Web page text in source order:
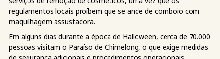
regulamentos locais proíbem que se ande de comboio com
maquilhagem assustadora.
Em alguns dias durante a época de Halloween, cerca de 70.000
pessoas visitam o Paraíso de Chimelong, o que exige medidas